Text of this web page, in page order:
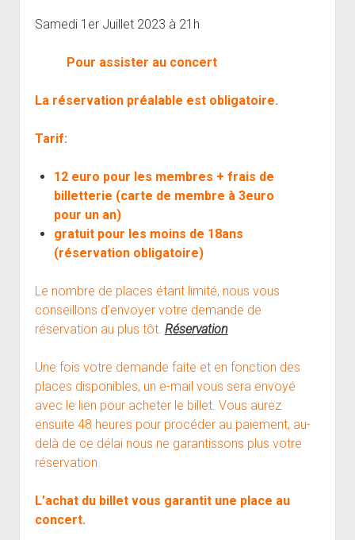
Rencontres départementales
Projection vidéos de jazz
Nos Equipements
Animer une soirée Jazz Club
Participer aux Jam Sessions
Tarifs
Réservation
Samedi 1er Juillet 2023 à 21h
Pour assister au concert
La réservation préalable est obligatoire.
Tarif:
12 euro pour les membres + frais de
billetterie (carte de membre à 3euro
pour un an)
gratuit pour les moins de 18ans
(réservation obligatoire)
Le nombre de places étant limité, nous vous
conseillons d’envoyer votre demande de
réservation au plus tôt. Réservation
Une fois votre demande faite et en fonction des
places disponibles, un e-mail vous sera envoyé
avec le lien pour acheter le billet. Vous aurez
ensuite 48 heures pour procéder au paiement, au-
delà de ce délai nous ne garantissons plus votre
réservation.
L’achat du billet vous garantit une place au
concert.